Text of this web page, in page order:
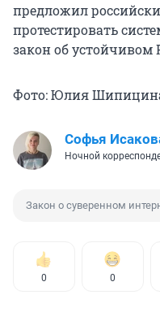
предложил
протестировать
закон об устойчивом
Фото: Юлия
Софья
Ночной
Закон о суверенном
0 0